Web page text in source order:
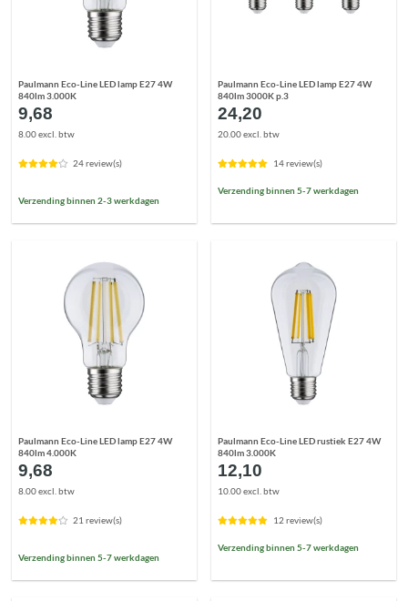
Paulmann Eco-Line LED lamp E27 4W
840lm 3.000K
9,68
8.00 excl. btw
24 review(s)
Verzending binnen 2-3 werkdagen
Paulmann Eco-Line LED lamp E27 4W
840lm 3000K p.3
24,20
20.00 excl. btw
14 review(s)
Verzending binnen 5-7 werkdagen
Paulmann Eco-Line LED lamp E27 4W
840lm 4.000K
9,68
8.00 excl. btw
21 review(s)
Verzending binnen 5-7 werkdagen
Paulmann Eco-Line LED rustiek E27 4W
840lm 3.000K
12,10
10.00 excl. btw
12 review(s)
Verzending binnen 5-7 werkdagen